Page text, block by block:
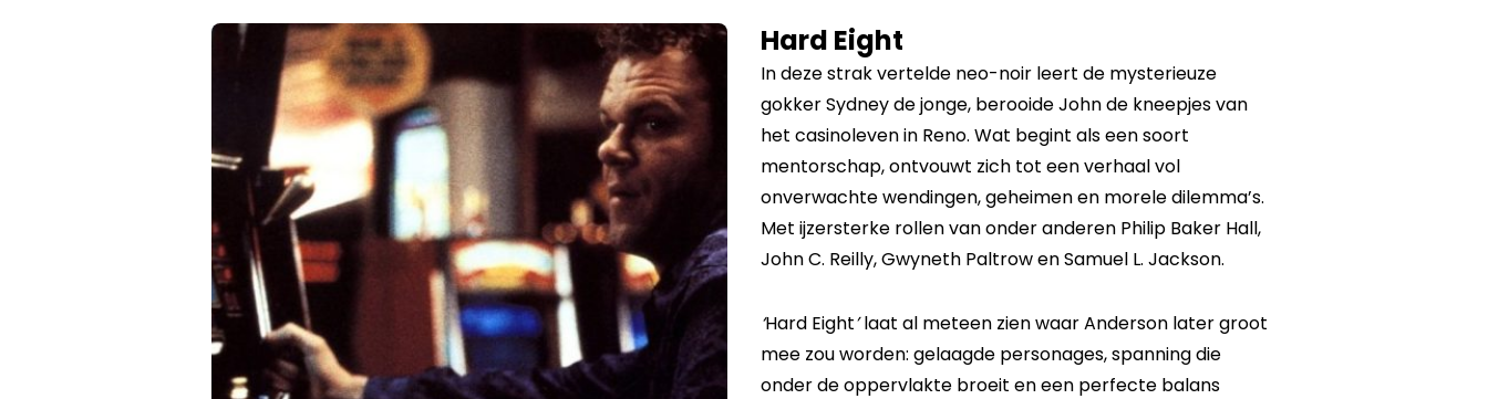
Hard Eight
In deze strak vertelde neo-noir leert de mysterieuze
gokker Sydney de jonge, berooide John de kneepjes van
het casinoleven in Reno. Wat begint als een soort
mentorschap, ontvouwt zich tot een verhaal vol
onverwachte wendingen, geheimen en morele dilemma’s.
Met ijzersterke rollen van onder anderen Philip Baker Hall,
John C. Reilly, Gwyneth Paltrow en Samuel L. Jackson.
‘Hard Eight’laat al meteen zien waar Anderson later groot
mee zou worden: gelaagde personages, spanning die
onder de oppervlakte broeit en een perfecte balans